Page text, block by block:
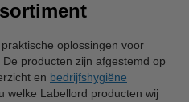
oplossingen voor
producten zijn afgestemd op
en bedrijfshygiëne
welke Labellord producten wij